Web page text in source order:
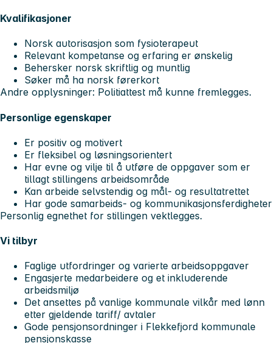
Kvalifikasjoner
Norsk autorisasjon som fysioterapeut
Relevant kompetanse og erfaring er ønskelig
Behersker norsk skriftlig og muntlig
Søker må ha norsk førerkort
Andre opplysninger: Politiattest må kunne fremlegges.
Personlige egenskaper
Er positiv og motivert
Er fleksibel og løsningsorientert
Har evne og vilje til å utføre de oppgaver som er
tillagt stillingens arbeidsområde
Kan arbeide selvstendig og mål- og resultatrettet
Har gode samarbeids- og kommunikasjonsferdigheter
Personlig egnethet for stillingen vektlegges.
Vi tilbyr
Faglige utfordringer og varierte arbeidsoppgaver
Engasjerte medarbeidere og et inkluderende
arbeidsmiljø
Det ansettes på vanlige kommunale vilkår med lønn
etter gjeldende tariff/ avtaler
Gode pensjonsordninger i Flekkefjord kommunale
pensjonskasse